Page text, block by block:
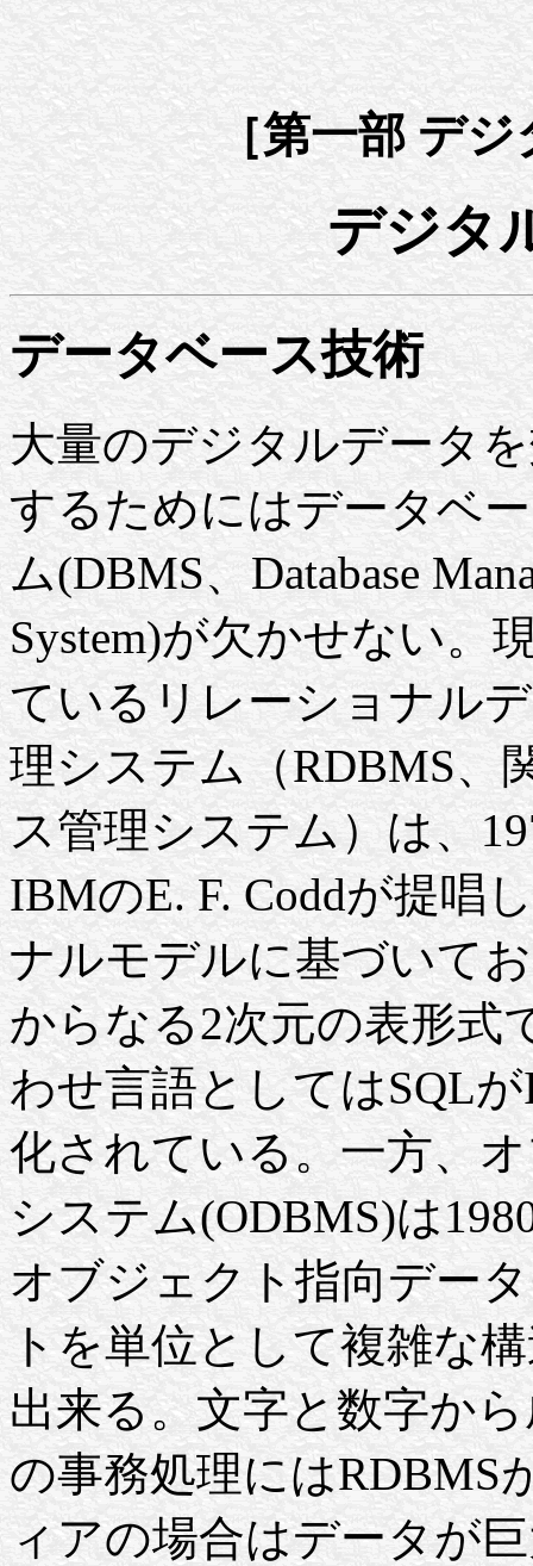
［第一部 デ
デジタ
データベース技術
大量のデジタルデータ
するためにはデータベ
ム(DBMS、Database
System)が欠かせない。
ているリレーショナル
理システム（RDBMS、
ス管理システム）は、
IBMのE. F. Coddが提唱
ナルモデルに基づいて
からなる2次元の表形式
わせ言語としてはSQL
化されている。一方、
システム(ODBMS)は
オブジェクト指向デー
トを単位として複雑な
出来る。文字と数字か
の事務処理にはRDBMS
ィアの場合はデータが